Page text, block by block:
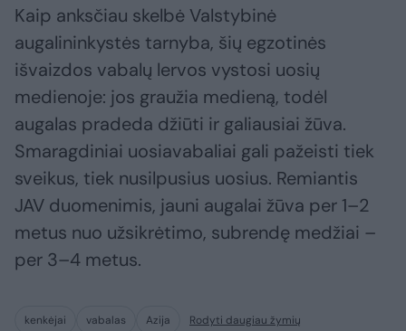
Kaip anksčiau skelbė Valstybinė
augalininkystės tarnyba, šių egzotinės
išvaizdos vabalų lervos vystosi uosių
medienoje: jos graužia medieną, todėl
augalas pradeda džiūti ir galiausiai žūva.
Smaragdiniai uosiavabaliai gali pažeisti tiek
sveikus, tiek nusilpusius uosius. Remiantis
JAV duomenimis, jauni augalai žūva per 1–2
metus nuo užsikrėtimo, subrendę medžiai –
per 3–4 metus.
kenkėjai vabalas Azija Rodyti daugiau žymių